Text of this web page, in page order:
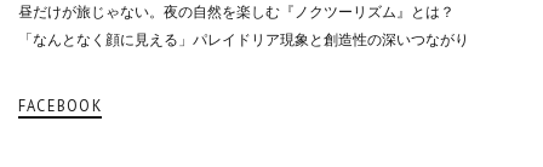
昼だけが旅じゃない。夜の自然を楽しむ『ノクツーリズム』とは？
「なんとなく顔に見える」パレイドリア現象と創造性の深いつながり
FACEBOOK